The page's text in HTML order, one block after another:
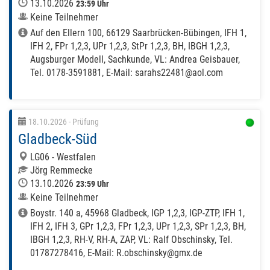
13.10.2026 23:59 Uhr
Keine Teilnehmer
Auf den Ellern 100, 66129 Saarbrücken-Bübingen, IFH 1,
IFH 2, FPr 1,2,3, UPr 1,2,3, StPr 1,2,3, BH, IBGH 1,2,3,
Augsburger Modell, Sachkunde, VL: Andrea Geisbauer,
Tel. 0178-3591881, E-Mail: sarahs22481@aol.com
18.10.2026 - Prüfung
Gladbeck-Süd
LG06 - Westfalen
Jörg Remmecke
13.10.2026 23:59 Uhr
Keine Teilnehmer
Boystr. 140 a, 45968 Gladbeck, IGP 1,2,3, IGP-ZTP, IFH 1,
IFH 2, IFH 3, GPr 1,2,3, FPr 1,2,3, UPr 1,2,3, SPr 1,2,3, BH,
IBGH 1,2,3, RH-V, RH-A, ZAP, VL: Ralf Obschinsky, Tel.
01787278416, E-Mail: R.obschinsky@gmx.de